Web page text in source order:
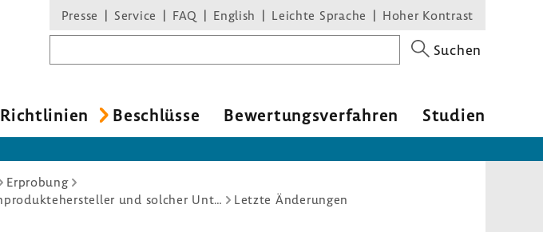
Presse Service FAQ English Leichte Sprache Hoher Kontrast
Suchen
Richt­li­nien Beschlüsse Bewer­tungs­ver­fahren Studien
Erprobung
Ermittlung der an der Beteiligung an einer Erprobung interessierten Medizinproduktehersteller und solcher Unternehmen, die in sonstiger Weise als Anbieter der genannten Methode ein wirtschaftliches Interesse an einer Erbringung zu Lasten der Krankenkassen haben: Messung von fraktioniert ausgeatmetem Stickstoffmonoxid zur Steuerung der Asthma-Behandlung in der Schwangerschaft – Aufforderung zur Meldung –
Letzte Änderungen